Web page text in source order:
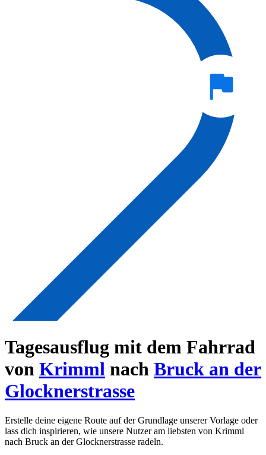
Tagesausflug mit dem Fahrrad
von Krimml nach Bruck an der
Glocknerstrasse
Erstelle deine eigene Route auf der Grundlage unserer Vorlage oder
lass dich inspirieren, wie unsere Nutzer am liebsten von Krimml
nach Bruck an der Glocknerstrasse radeln.